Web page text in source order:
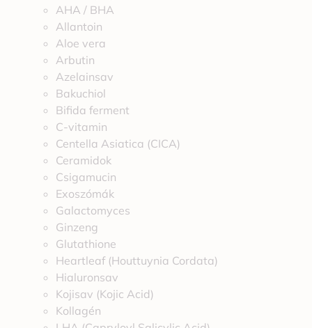
AHA / BHA
Allantoin
Aloe vera
Arbutin
Azelainsav
Bakuchiol
Bifida ferment
C-vitamin
Centella Asiatica (CICA)
Ceramidok
Csigamucin
Exoszómák
Galactomyces
Ginzeng
Glutathione
Heartleaf (Houttuynia Cordata)
Hialuronsav
Kojisav (Kojic Acid)
Kollagén